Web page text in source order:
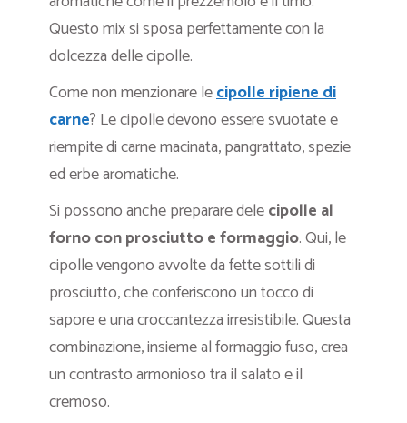
Questo mix si sposa perfettamente con la
dolcezza delle cipolle.
Come non menzionare lecipolle ripiene di
carne? Le cipolle devono essere svuotate e
riempite di carne macinata, pangrattato, spezie
ed erbe aromatiche.
Si possono anche preparare delecipolle al
forno con prosciutto e formaggio. Qui, le
cipolle vengono avvolte da fette sottili di
prosciutto, che conferiscono un tocco di
sapore e una croccantezza irresistibile. Questa
combinazione, insieme al formaggio fuso, crea
un contrasto armonioso tra il salato e il
cremoso.